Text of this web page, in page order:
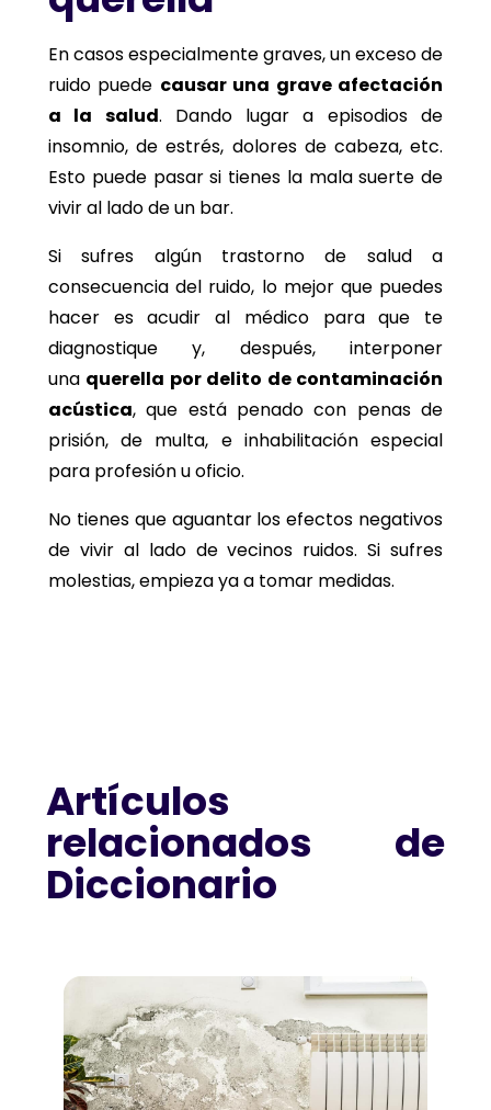
En casos especialmente graves, un exceso de
ruido puede causar una grave afectación
a la salud. Dando lugar a episodios de
insomnio, de estrés, dolores de cabeza, etc.
Esto puede pasar si tienes la mala suerte de
vivir al lado de un bar.
Si sufres algún trastorno de salud a
consecuencia del ruido, lo mejor que puedes
hacer es acudir al médico para que te
diagnostique y, después, interponer
una querella por delito de contaminación
acústica, que está penado con penas de
prisión, de multa, e inhabilitación especial
para profesión u oficio.
No tienes que aguantar los efectos negativos
de vivir al lado de vecinos ruidos. Si sufres
molestias, empieza ya a tomar medidas.
Artículos
relacionados de
Diccionario